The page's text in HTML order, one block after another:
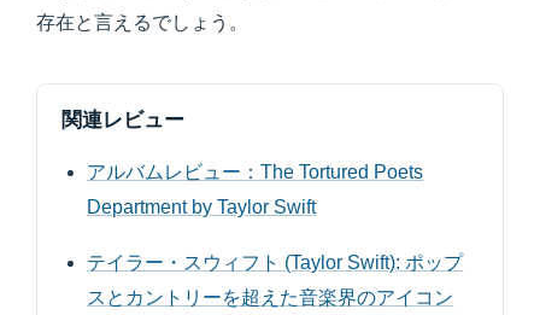
存在と言えるでしょう。
関連レビュー
アルバムレビュー：The Tortured Poets
Department by Taylor Swift
テイラー・スウィフト (Taylor Swift): ポップ
スとカントリーを超えた音楽界のアイコン